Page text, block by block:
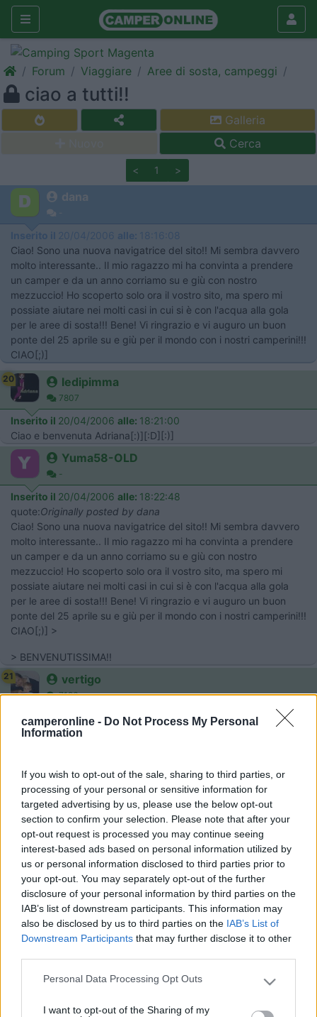
camperonline - Do Not Process My Personal
Information
If you wish to opt-out of the sale, sharing to third parties, or
processing of your personal or sensitive information for
targeted advertising by us, please use the below opt-out
section to confirm your selection. Please note that after your
opt-out request is processed you may continue seeing
interest-based ads based on personal information utilized by
us or personal information disclosed to third parties prior to
your opt-out. You may separately opt-out of the further
disclosure of your personal information by third parties on the
IAB’s list of downstream participants. This information may
also be disclosed by us to third parties on the IAB’s List of
Downstream Participants that may further disclose it to other
Please note that this website/app uses one or more Google
not limited to your visit or usage behaviour. You may click to
Personal Data Processing Opt Outs
I want to opt-out of the Sharing of my
Forum Viaggiare Aree di sosta, campeggi
ciao a tutti!!
Galleria
Cerca
< 1 >
dana
Inserito il 20/04/2006 alle: 18:16:08
Ciao! Sono una nuova navigatrice del sito!! Mi sembra davvero
molto interessante.. Il mio ragazzo mi ha convinta a prendere
un camper e da un anno corriamo su e giù con nostro
mezzuccio! Ho scoperto solo ora il vostro sito, ma spero mi
possiate aiutare nei molti casi in cui si è con l'acqua alla gola
per le aree di sosta!!! Bene! Vi ringrazio e vi auguro un buon
ponte del 25 aprile su e giù per il mondo con i nostri camperini!!!
CIAO[;)]
20 ledipimma
7807
Inserito il 20/04/2006 alle: 18:21:00
Ciao e benvenuta Adriana[:)][:D][:)]
Yuma58-OLD
-
Inserito il 20/04/2006 alle: 18:22:48
quote:Originally posted by dana
Ciao! Sono una nuova navigatrice del sito!! Mi sembra davvero
molto interessante.. Il mio ragazzo mi ha convinta a prendere
un camper e da un anno corriamo su e giù con nostro
mezzuccio! Ho scoperto solo ora il vostro sito, ma spero mi
possiate aiutare nei molti casi in cui si è con l'acqua alla gola
per le aree di sosta!!! Bene! Vi ringrazio e vi auguro un buon
ponte del 25 aprile su e giù per il mondo con i nostri camperini!!!
CIAO[;)] >
> BENVENUTISSIMA!!
21 vertigo
7186
Inserito il20/04/2006 alle:18:28:33
ciao, benvenuta, Marioid="Arial">id="blue">id="size3">
272
Inserito il20/04/2006 alle:20:03:10
Benvenuta anche da "breezer" (Franco) e famiglia. Con quale
camper vi troviamo in giro?